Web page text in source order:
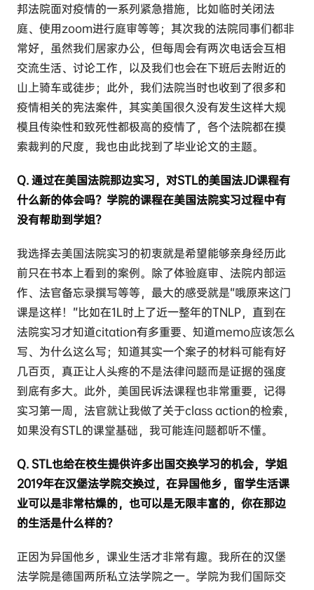
邦法院面对疫情的一系列紧急措施，比如临时关闭法
庭、使用zoom进行庭审等等；其次我的法院同事们都非
常好，虽然我们居家办公，但每周会有两次电话会互相
交流生活、讨论工作，以及我们也会在下班后去附近的
山上骑车或徒步；此外，我们法院当时也收到了很多和
疫情相关的宪法案件，其实美国很久没有发生这样大规
模且传染性和致死性都极高的疫情了，各个法院都在摸
索裁判的尺度，我也由此找到了毕业论文的主题。
Q. 通过在美国法院那边实习，对STL的美国法JD课程有
什么新的体会吗？学院的课程在美国法院实习过程中有
没有帮助到学姐？
我选择去美国法院实习的初衷就是希望能够亲身经历此
前只在书本上看到的案例。除了体验庭审、法院内部运
作、法官备忘录撰写等等，最大的感受就是“哦原来这门
课是这样！”比如在1L时上了近一整年的TNLP，直到在
法院实习才知道citation有多重要、知道memo应该怎么
写、为什么这么写；知道其实一个案子的材料可能有好
几百页，真正让人头疼的不是法律问题而是证据的强度
到底有多大。此外，美国民诉法课程也非常重要，记得
实习第一周，法官就让我做了关于class action的检索，
如果没有STL的课堂基础，我可能连问题都听不懂。
Q. STL也给在校生提供许多出国交换学习的机会，学姐
2019年在汉堡法学院交换过，在异国他乡，留学生活课
业可以是非常枯燥的，也可以是无限丰富的，你在那边
的生活是什么样的？
正因为异国他乡，课业生活才非常有趣。我所在的汉堡
法学院是德国两所私立法学院之一。学院为我们国际交